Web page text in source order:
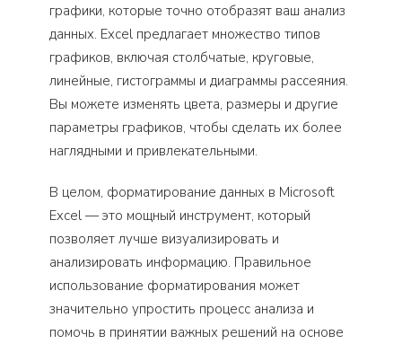
графики, которые точно отобразят ваш анализ
данных. Excel предлагает множество типов
графиков, включая столбчатые, круговые,
линейные, гистограммы и диаграммы рассеяния.
Вы можете изменять цвета, размеры и другие
параметры графиков, чтобы сделать их более
наглядными и привлекательными.
В целом, форматирование данных в Microsoft
Excel — это мощный инструмент, который
позволяет лучше визуализировать и
анализировать информацию. Правильное
использование форматирования может
значительно упростить процесс анализа и
помочь в принятии важных решений на основе